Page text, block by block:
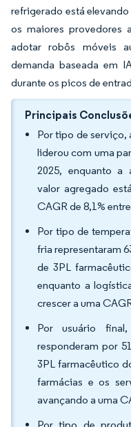
refrigerado está
os maiores provedores
adotar robôs móveis
demanda baseada em
durante os picos de
Principais
Por tipo de serviço,
liderou com uma
2025, enquanto a
valor agregado
CAGR de 8,1%
Por tipo de
fria representaram
de 3PL
enquanto a
crescer a uma
Por usuário
responderam por
3PL farmacêutico
farmácias e os
avançando a uma